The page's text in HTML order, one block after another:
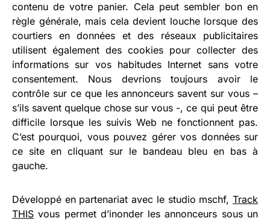
contenu de votre panier. Cela peut sembler bon en
règle générale, mais cela devient louche lorsque des
courtiers en données et des réseaux publicitaires
utilisent également des cookies pour collecter des
informations sur vos habitudes Internet sans votre
consentement. Nous devrions toujours avoir le
contrôle sur ce que les annonceurs savent sur vous –
s’ils savent quelque chose sur vous -, ce qui peut être
difficile lorsque les suivis Web ne fonctionnent pas.
C’est pourquoi, vous pouvez gérer vos données sur
ce site en cliquant sur le bandeau bleu en bas à
gauche.
Développé en partenariat avec le studio mschf, Track
THIS vous permet d’inonder les annonceurs sous un